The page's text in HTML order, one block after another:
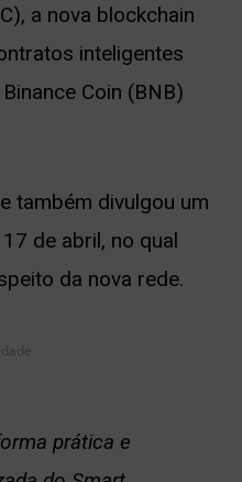
a nova blockchain
inteligentes
Coin (BNB)
também divulgou um
de abril, no qual
da nova rede.
prática e